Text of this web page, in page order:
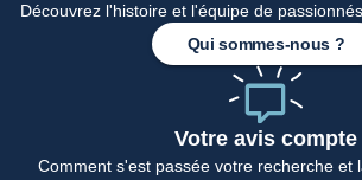
Accueil
Découvrez l'histoire et l'équipe de
Qui sommes-nous ?
Votre avis compte
Comment s'est passée votre recherche et